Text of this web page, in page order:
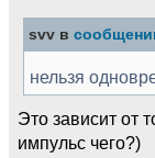
svv в
нельзя
Это зависит от
импульс чего?)